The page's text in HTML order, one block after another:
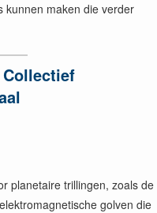
kunnen maken die verder
planetaire trillingen, zoals de
golven die